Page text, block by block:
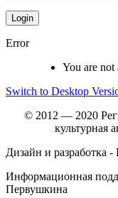
Error
You are not
Switch to Desktop
© 2012 — 2020
культурная
Дизайн и
Информационная
Первушкина